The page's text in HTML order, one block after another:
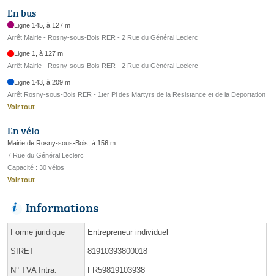
En bus
Ligne 145, à 127 m
Arrêt Mairie - Rosny-sous-Bois RER - 2 Rue du Général Leclerc
Ligne 1, à 127 m
Arrêt Mairie - Rosny-sous-Bois RER - 2 Rue du Général Leclerc
Ligne 143, à 209 m
Arrêt Rosny-sous-Bois RER - 1ter Pl des Martyrs de la Resistance et de la Deportation
Voir tout
En vélo
Mairie de Rosny-sous-Bois, à 156 m
7 Rue du Général Leclerc
Capacité : 30 vélos
Voir tout
Informations
Forme juridique Entrepreneur individuel
SIRET 81910393800018
N° TVA Intra. FR59819103938